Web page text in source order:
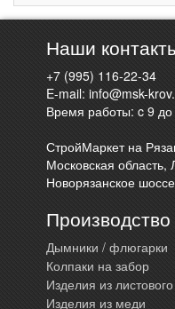
Наши
+7 (995) 116-22-34
E-mail:info@msk-
Время работы: c 9
СтройМаркет на
Московская
Новорязанское
Производство
Дымники / флюгарки
Колпаки на забор
Изделия из
Изделия из меди